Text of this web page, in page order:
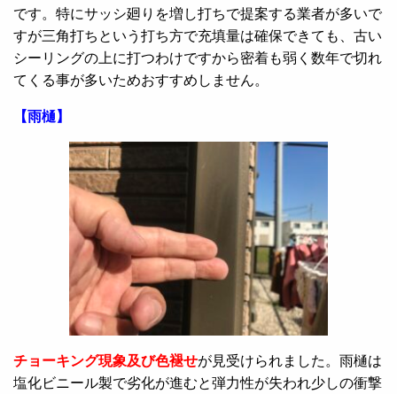
です。特にサッシ廻りを増し打ちで提案する業者が多いで
すが三角打ちという打ち方で充填量は確保できても、古い
シーリングの上に打つわけですから密着も弱く数年で切れ
てくる事が多いためおすすめしません。
【雨樋】
チョーキング現象及び色褪せが見受けられました。雨樋は
塩化ビニール製で劣化が進むと弾力性が失われ少しの衝撃